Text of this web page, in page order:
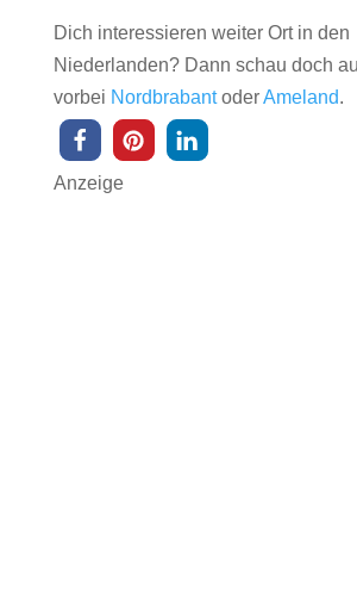
Dich interessieren weiter Ort in den
Niederlanden? Dann schau doch
vorbei NordbrabantoderAmeland.
Anzeige